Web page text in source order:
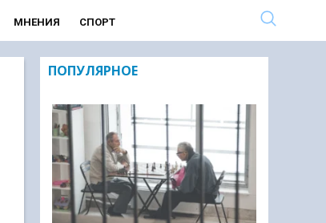
МНЕНИЯ СПОРТ
ПОПУЛЯРНОЕ